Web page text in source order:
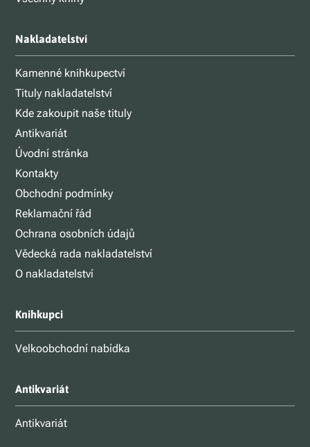
Nakladatelství
Kamenné knihkupectví
Tituly nakladatelství
Kde zakoupit naše tituly
Antikvariát
Úvodní stránka
Kontakty
Obchodní podmínky
Reklamační řád
Ochrana osobních údajů
Vědecká rada nakladatelství
O nakladatelství
Knihkupci
Velkoobchodní nabídka
Antikvariát
Antikvariát